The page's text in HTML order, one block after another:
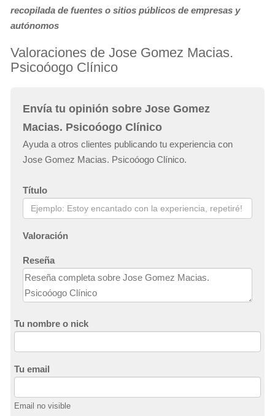
recopilada de fuentes o sitios públicos de empresas y
autónomos
Valoraciones de Jose Gomez Macias.
Psicoóogo Clínico
Envía tu opinión sobre Jose Gomez
Macias. Psicoóogo Clínico
Ayuda a otros clientes publicando tu experiencia con
Jose Gomez Macias. Psicoóogo Clínico.
Título
Valoración
Reseña
Tu nombre o nick
Tu email
Email no visible